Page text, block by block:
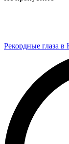
Рекордные глаза в